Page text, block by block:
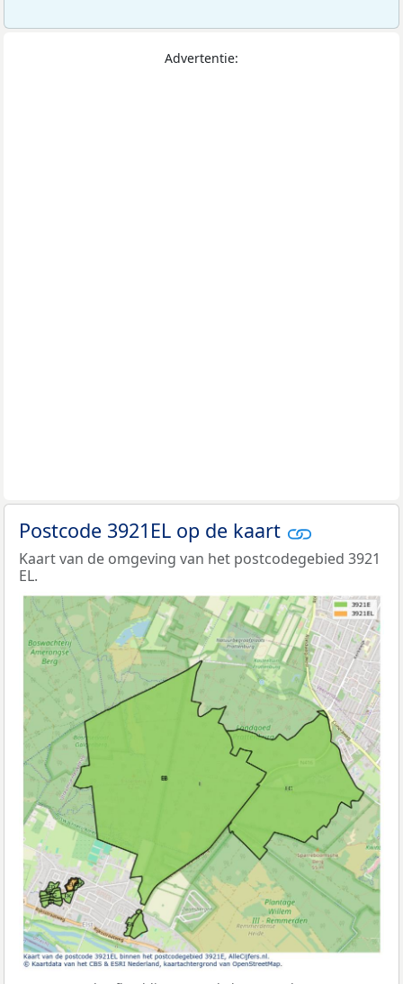
Advertentie:
Postcode 3921EL op de kaart
Kaart van de omgeving van het postcodegebied 3921
EL.